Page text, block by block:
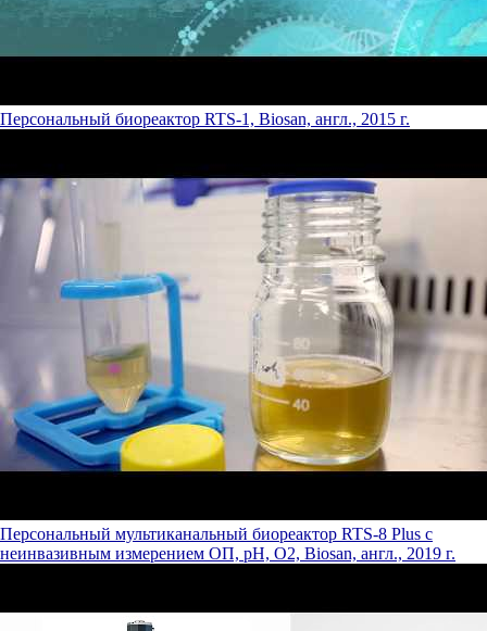
Персональный биореактор RTS-1, Biosan, англ., 2015 г.
Персональный мультиканальный биореактор RTS-8 Plus с
неинвазивным измерением ОП, рН, О2, Biosan, англ., 2019 г.